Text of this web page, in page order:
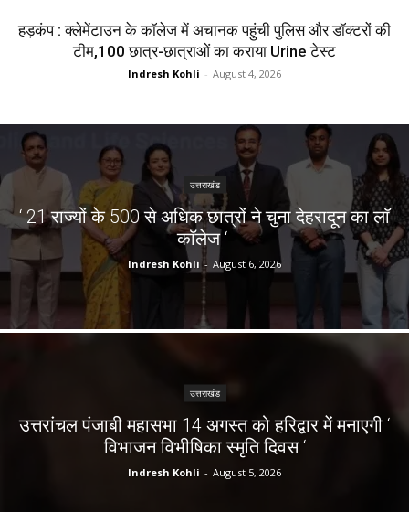
हड़कंप : क्लेमेंटाउन के कॉलेज में अचानक पहुंची पुलिस और डॉक्टरों की
टीम,100 छात्र-छात्राओं का कराया Urine टेस्ट
Indresh Kohli - August 4, 2026
उत्तराखंड
‘ 21 राज्यों के 500 से अधिक छात्रों ने चुना देहरादून का लाॅ
काॅलेज ‘
Indresh Kohli - August 6, 2026
उत्तराखंड
उत्तरांचल पंजाबी महासभा 14 अगस्त को हरिद्वार में मनाएगी ‘
विभाजन विभीषिका स्मृति दिवस ‘
Indresh Kohli - August 5, 2026